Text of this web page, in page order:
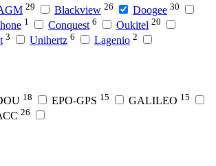
29 Blackview 26 Doogee 30
1 Conquest 6 Oukitel 20
3 Unihertz 6 Lagenio 2
18 EPO-GPS 15 GALILEO 15
26